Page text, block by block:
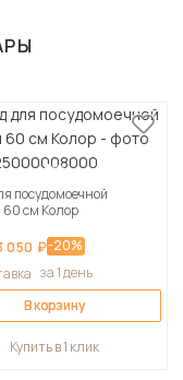
посудомоечной
см Колор
050 ₽-20%
за 1 день
В корзину
Купить в 1 клик